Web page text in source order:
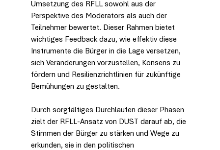
Umsetzung des RFLL sowohl aus der
Perspektive des Moderators als auch der
Teilnehmer bewertet. Dieser Rahmen bietet
wichtiges Feedback dazu, wie effektiv diese
Instrumente die Bürger in die Lage versetzen,
sich Veränderungen vorzustellen, Konsens zu
fördern und Resilienzrichtlinien für zukünftige
Bemühungen zu gestalten.
Durch sorgfältiges Durchlaufen dieser Phasen
zielt der RFLL-Ansatz von DUST darauf ab, die
Stimmen der Bürger zu stärken und Wege zu
erkunden, sie in den politischen